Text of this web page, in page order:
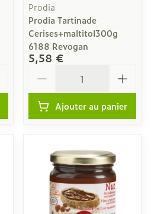
Prodia
Prodia Tartinade
Cerises+maltitol300g
6188 Revogan
5,58 €
Ajouter au panier